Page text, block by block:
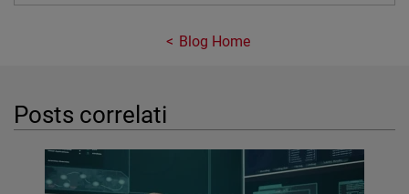
Blog Home
Posts correlati